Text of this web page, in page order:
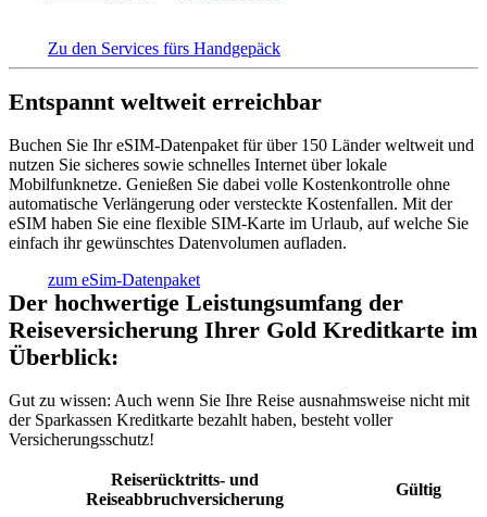
Zu den Services fürs Handgepäck
Entspannt weltweit erreichbar
Buchen Sie Ihr eSIM-Datenpaket für über 150 Länder weltweit und
nutzen Sie sicheres sowie schnelles Internet über lokale
Mobilfunknetze. Genießen Sie dabei volle Kostenkontrolle ohne
automatische Verlängerung oder versteckte Kostenfallen. Mit der
eSIM haben Sie eine flexible SIM-Karte im Urlaub, auf welche Sie
einfach ihr gewünschtes Datenvolumen aufladen.
zum eSim-Datenpaket
Der hochwertige Leistungsumfang der
Reiseversicherung Ihrer Gold Kreditkarte im
Überblick:
Gut zu wissen: Auch wenn Sie Ihre Reise ausnahmsweise nicht mit
der Sparkassen Kreditkarte bezahlt haben, besteht voller
Versicherungsschutz!
Reiserücktritts- und
Reiseabbruchversicherung
Gültig